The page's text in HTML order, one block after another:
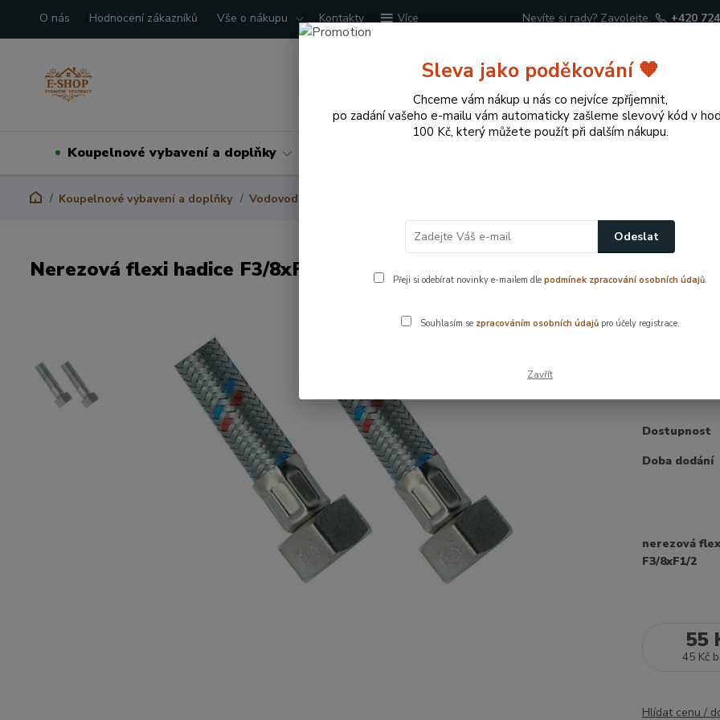
O nás Hodnocení zákazníků Vše o nákupu Kontakty Více Nevíte si rady? Zavolejte. +420
Koupelnové vybavení a doplňky
Koupelnové vybavení a doplňky Vodovodní baterie
Nerezová flexi hadice F3/8xF1/2 30 cm
Flexibilní
Dostupnost
Doba dodání
nerezová
F3/8xF1/2
55
45 Kč
Hlídat cenu /
Sleva jako poděkování 🧡
Chceme vám nákup u nás co nejvíce zpříjemnit,
po zadání vašeho e-mailu vám automaticky zašleme slevový kód v
100 Kč, který můžete použít při dalším nákupu.
Odeslat
Přeji si odebírat novinky e-mailem dle podmínek zpracování osobních údajů.
Souhlasím se zpracováním osobních údajůpro účely registrace.
Zavřít